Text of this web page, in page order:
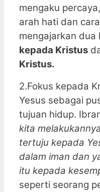
mengaku
arah hati dan
mengajarkan dua
kepada Kristus
Kristus.
2.Fokus kepada
Yesus sebagai
tujuan hidup.
kita
tertuju kepada
dalam iman dan
itu kepada
seperti seorang